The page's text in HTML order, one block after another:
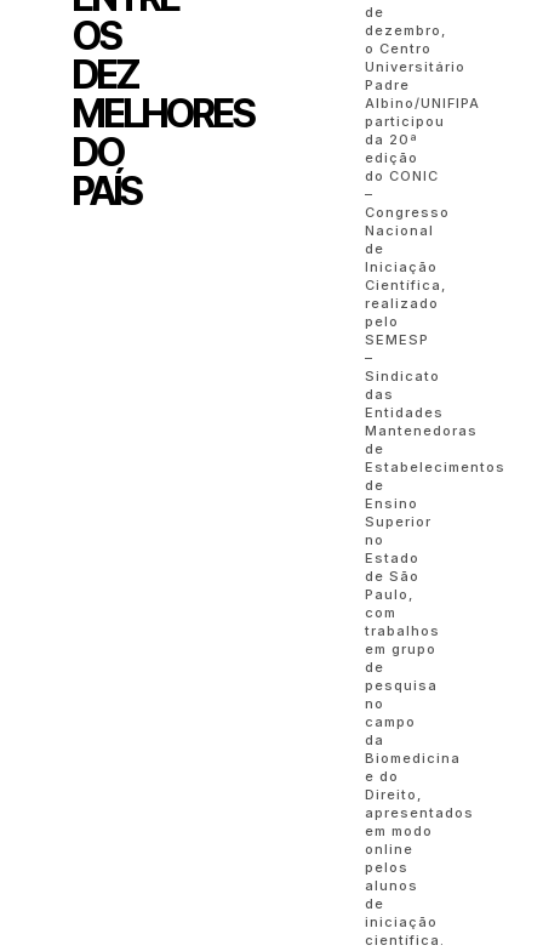
OS
DEZ
MELHORES
DO
PAÍS
de
dezembro,
o Centro
Universitário
Padre
Albino/UNIFIPA
participou
da 20ª
edição
do CONIC
–
Congresso
Nacional
de
Iniciação
Científica,
realizado
pelo
SEMESP
–
Sindicato
das
Entidades
Mantenedoras
de
Estabelecimentos
de
Ensino
Superior
no
Estado
de São
Paulo,
com
trabalhos
em grupo
de
pesquisa
no
campo
da
Biomedicina
e do
Direito,
apresentados
em modo
online
pelos
alunos
de
iniciação
científica.